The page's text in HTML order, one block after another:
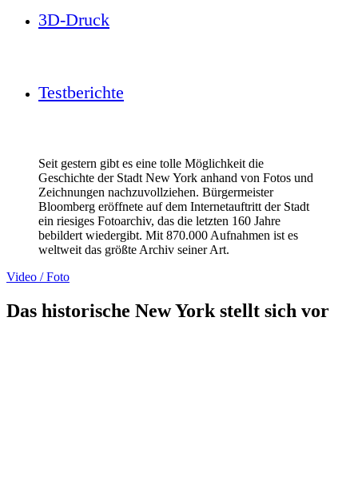
3D-Druck
Testberichte
Seit gestern gibt es eine tolle Möglichkeit die
Geschichte der Stadt New York anhand von Fotos und
Zeichnungen nachzuvollziehen. Bürgermeister
Bloomberg eröffnete auf dem Internetauftritt der Stadt
ein riesiges Fotoarchiv, das die letzten 160 Jahre
bebildert wiedergibt. Mit 870.000 Aufnahmen ist es
weltweit das größte Archiv seiner Art.
Video / Foto
Das historische New York stellt sich vor